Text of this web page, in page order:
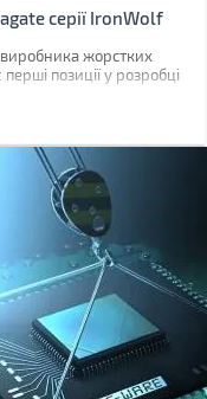
серії IronWolf
виробника жорстких
позиції у розробці